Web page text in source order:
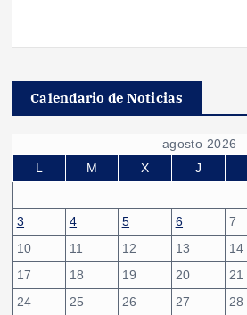
Calendario de Noticias
agosto 2026
L
M X J
3
4 5 6 7
10
11 12 13 14
17
18 19 20 21
24
25 26 27 28